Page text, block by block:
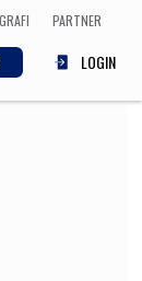
PARTNER
LOGIN